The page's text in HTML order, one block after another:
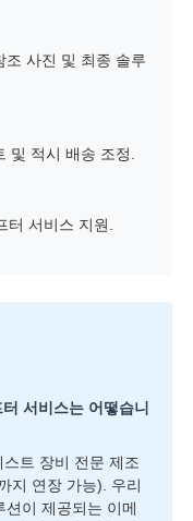
조 사진 및 최종 솔루
및 적시 배송 조정.
서비스 지원.
서비스는 어떻습니
트 장비 전문 제조
지 연장 가능). 우리
이 제공되는 이메